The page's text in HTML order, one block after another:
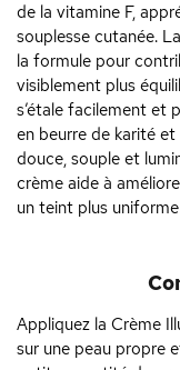
de la vitamine F,
souplesse cutanée.
la formule pour
visiblement plus
s’étale facilement et
en beurre de karité
douce, souple et
crème aide à
un teint plus
Appliquez la Crème
sur une peau propre